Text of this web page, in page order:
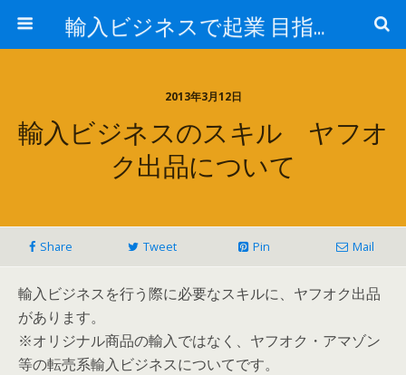
輸入ビジネスで起業 目指せ年商10億円 最近はアマゾン輸入やってます。
2013年3月12日
輸入ビジネスのスキル ヤフオ
ク出品について
Share Tweet Pin Mail
輸入ビジネスを行う際に必要なスキルに、ヤフオク出品
があります。
※オリジナル商品の輸入ではなく、ヤフオク・アマゾン
等の転売系輸入ビジネスについてです。